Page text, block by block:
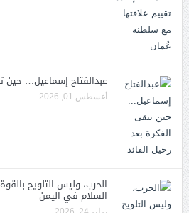
عبدالفتاح إسماعيل… حين
أغسطس 01, 2026
الحرب، وليس التلويح
السلام في اليمن